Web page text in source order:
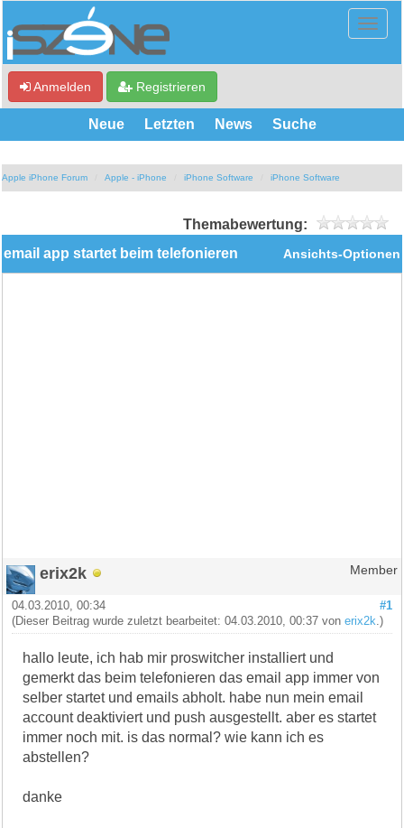
Anmelden Registrieren
Neue Letzten News Suche
Apple iPhone Forum Apple - iPhone iPhone Software iPhone Software
Themabewertung:
Ansichts-Optionen
email app startet beim telefonieren
erix2k Member
#1
04.03.2010, 00:34
(Dieser Beitrag wurde zuletzt bearbeitet: 04.03.2010, 00:37 vonerix2k .)
hallo leute, ich hab mir proswitcher installiert und
gemerkt das beim telefonieren das email app immer von
selber startet und emails abholt. habe nun mein email
account deaktiviert und push ausgestellt. aber es startet
immer noch mit. is das normal? wie kann ich es
abstellen?
danke